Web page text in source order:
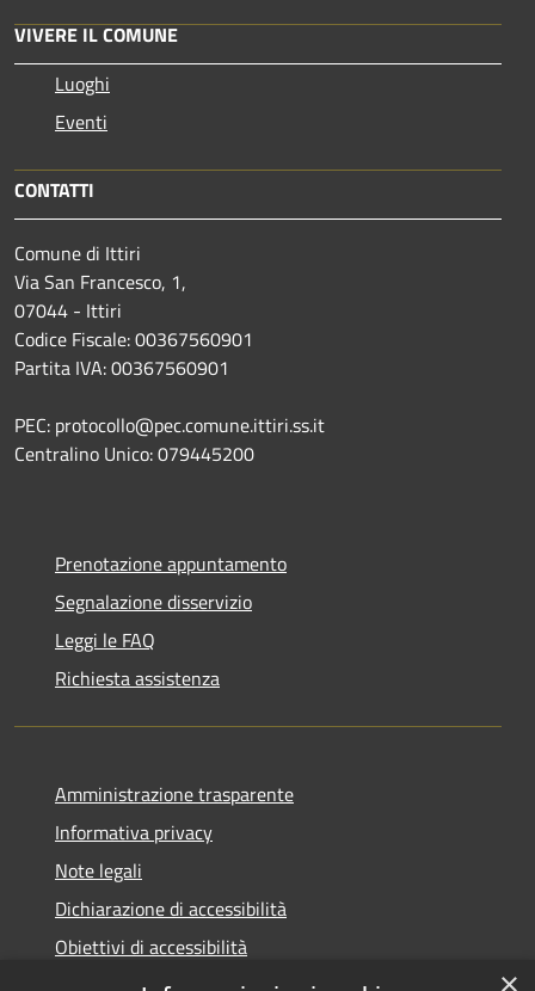
VIVERE IL COMUNE
Luoghi
Eventi
CONTATTI
Comune di Ittiri
Via San Francesco, 1,
07044 - Ittiri
Codice Fiscale: 00367560901
Partita IVA: 00367560901
PEC: protocollo@pec.comune.ittiri.ss.it
Centralino Unico: 079445200
Prenotazione appuntamento
Segnalazione disservizio
Leggi le FAQ
Richiesta assistenza
Amministrazione trasparente
Informativa privacy
Note legali
Dichiarazione di accessibilità
Obiettivi di accessibilità